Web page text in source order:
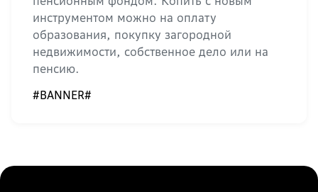
инструментом можно на оплату
образования, покупку загородной
недвижимости, собственное дело или на
пенсию.
#BANNER#